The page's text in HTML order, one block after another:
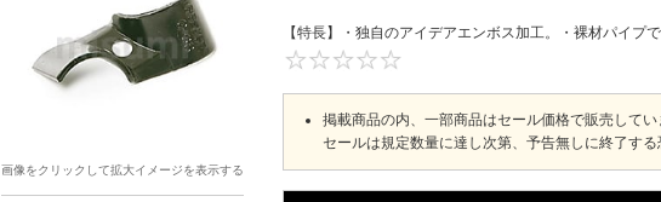
画像をクリックして拡大イメージを表示する
【特長】・独自のアイデアエンボス加工。・裸材パイ
掲載商品の内、一部商品はセール価格で販売して
セールは規定数量に達し次第、予告無しに終了す